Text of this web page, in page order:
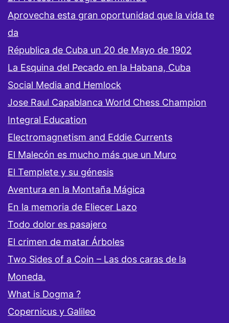
Aprovecha esta gran oportunidad que la vida te
da
Républica de Cuba un 20 de Mayo de 1902
La Esquina del Pecado en la Habana, Cuba
Social Media and Hemlock
Jose Raul Capablanca World Chess Champion
Integral Education
Electromagnetism and Eddie Currents
El Malecón es mucho más que un Muro
El Templete y su génesis
Aventura en la Montaña Mágica
En la memoria de Eliecer Lazo
Todo dolor es pasajero
El crimen de matar Árboles
Two Sides of a Coin – Las dos caras de la
Moneda.
What is Dogma ?
Copernicus y Galileo